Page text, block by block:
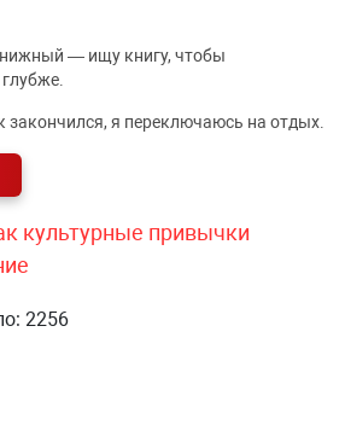
— ищу книгу, чтобы
закончился, я переключаюсь на отдых.
культурные привычки
2256